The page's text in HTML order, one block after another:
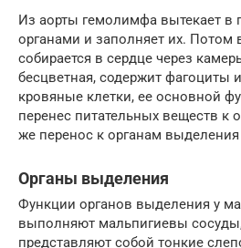
Из аорты гемолимфа вытекает в
органами и заполняет их.
собирается в сердце через
бесцветная, содержит фагоциты
кровяные клетки, ее основной
перенес питательных веществ к
же перенос к органам
Органы выделения
Функции органов выделения у
выполняют мальпигиевы
представляют собой тонкие